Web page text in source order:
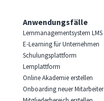
Anwendungsfälle
Lernmanagementsystem LMS
E-Learning für Unternehmen
Schulungsplattform
Lernplattform
Online Akademie erstellen
Onboarding neuer Mitarbeiter